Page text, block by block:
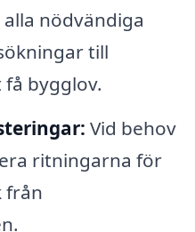
nödvändiga
till
bygglov.
Vid behov
ritningarna för
från